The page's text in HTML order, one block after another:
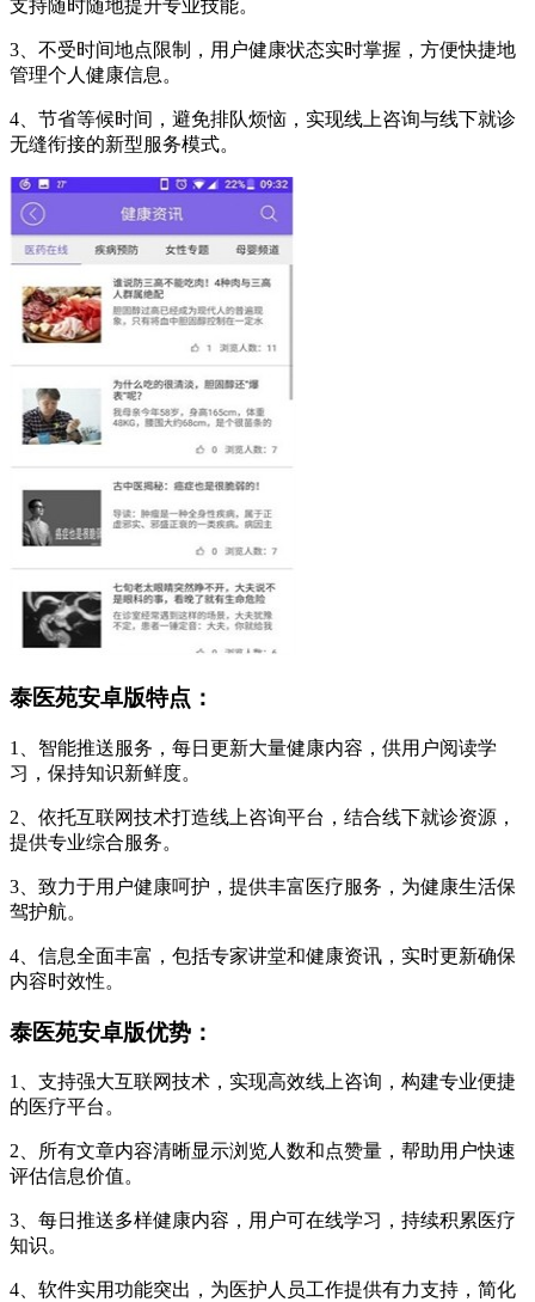
支持随时随地提升专业技能。
3、不受时间地点限制，用户健康状态实时掌握，方便快捷地
管理个人健康信息。
4、节省等候时间，避免排队烦恼，实现线上咨询与线下就诊
无缝衔接的新型服务模式。
泰医苑安卓版特点：
1、智能推送服务，每日更新大量健康内容，供用户阅读学
习，保持知识新鲜度。
2、依托互联网技术打造线上咨询平台，结合线下就诊资源，
提供专业综合服务。
3、致力于用户健康呵护，提供丰富医疗服务，为健康生活保
驾护航。
4、信息全面丰富，包括专家讲堂和健康资讯，实时更新确保
内容时效性。
泰医苑安卓版优势：
1、支持强大互联网技术，实现高效线上咨询，构建专业便捷
的医疗平台。
2、所有文章内容清晰显示浏览人数和点赞量，帮助用户快速
评估信息价值。
3、每日推送多样健康内容，用户可在线学习，持续积累医疗
知识。
4、软件实用功能突出，为医护人员工作提供有力支持，简化